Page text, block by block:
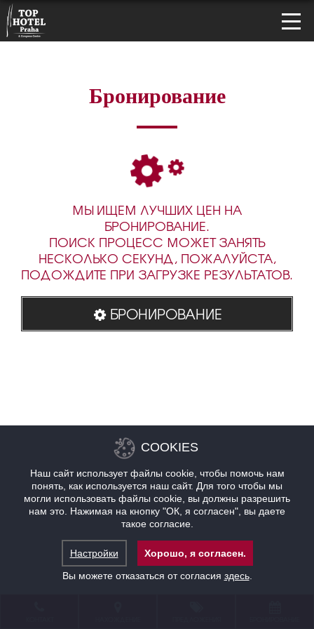
Бронирование
МЫ ИЩЕМ ЛУЧШИХ ЦЕН НА
БРОНИРОВАНИЕ.
ПОИСК ПРОЦЕСС МОЖЕТ ЗАНЯТЬ
НЕСКОЛЬКО СЕКУНД, ПОЖАЛУЙСТА,
ПОДОЖДИТЕ ПРИ ЗАГРУЗКЕ РЕЗУЛЬТАТОВ.
БРОНИРОВАНИЕ
COOKIES
Наш сайт использует файлы cookie, чтобы помочь нам
понять, как используется наш сайт. Для того чтобы мы
могли использовать файлы cookie, вы должны разрешить
нам это. Нажимая на кнопку "ОК, я согласен", вы даете
такое согласие.
Настройки
Хорошо, я согласен.
Вы можете отказаться от согласия здесь.